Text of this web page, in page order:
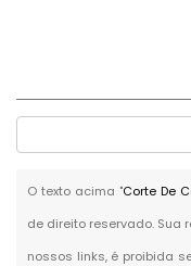
O texto acima "Corte De
de direito reservado. Sua
nossos links, é proibida